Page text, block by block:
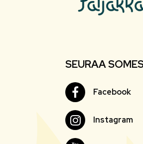
SEURAA
FacebookFacebook
InstagramInstagram